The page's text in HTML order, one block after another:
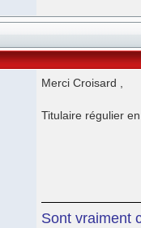
Merci Croisard ,
Titulaire régulier
Sont vraiment